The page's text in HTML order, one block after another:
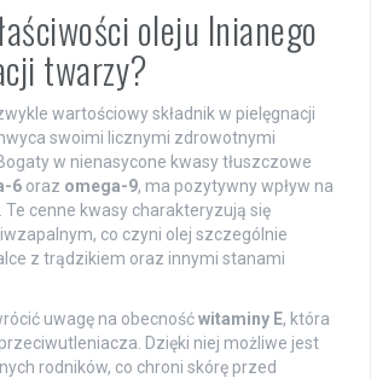
oleju lnianego
twarzy?
wartościowy składnik w pielęgnacji
swoimi licznymi zdrowotnymi
w nienasycone kwasy tłuszczowe
6 oraz omega-9, ma pozytywny wpływ na
Te cenne kwasy charakteryzują się
co czyni olej szczególnie
z trądzikiem oraz innymi stanami
uwagę na obecnośćwitaminy E, która
Dzięki niej możliwe jest
rodników, co chroni skórę przed